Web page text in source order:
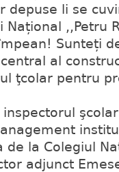
depuse li se
Național ,,Petru
Sunteți
al
ţcolar pentru
inspectorul
de la Colegiul
adjunct